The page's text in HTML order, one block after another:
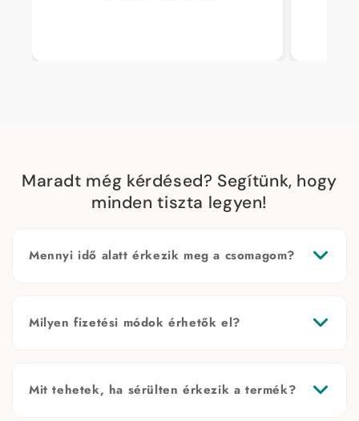
Maradt még kérdésed? Segítünk, hogy
minden tiszta legyen!
Mennyi idő alatt érkezik meg a csomagom?
Milyen fizetési módok érhetők el?
Mit tehetek, ha sérülten érkezik a termék?